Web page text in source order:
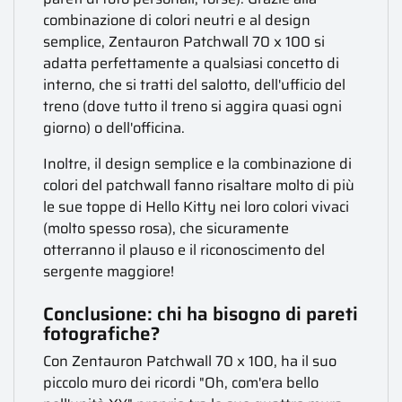
combinazione di colori neutri e al design
semplice, Zentauron Patchwall 70 x 100 si
adatta perfettamente a qualsiasi concetto di
interno, che si tratti del salotto, dell'ufficio del
treno (dove tutto il treno si aggira quasi ogni
giorno) o dell'officina.
Inoltre, il design semplice e la combinazione di
colori del patchwall fanno risaltare molto di più
le sue toppe di Hello Kitty nei loro colori vivaci
(molto spesso rosa), che sicuramente
otterranno il plauso e il riconoscimento del
sergente maggiore!
Conclusione: chi ha bisogno di pareti
fotografiche?
Con Zentauron Patchwall 70 x 100, ha il suo
piccolo muro dei ricordi "Oh, com'era bello